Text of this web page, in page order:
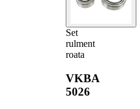
Set
rulment
roata
VKBA
5026